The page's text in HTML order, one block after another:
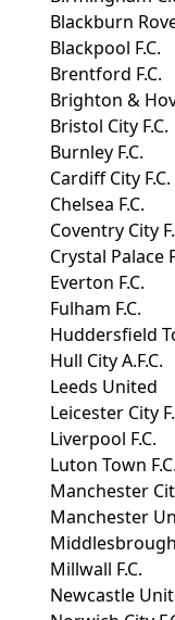
Blackburn
Blackpool F.C.
Brentford F.C.
Brighton &
Bristol City F.C.
Burnley F.C.
Cardiff City F.C.
Chelsea F.C.
Coventry City
Crystal Palace
Everton F.C.
Fulham F.C.
Huddersfield
Hull City A.F.C.
Leeds United
Leicester City
Liverpool F.C.
Luton Town F.C.
Manchester
Manchester
Middlesbrough
Millwall F.C.
Newcastle